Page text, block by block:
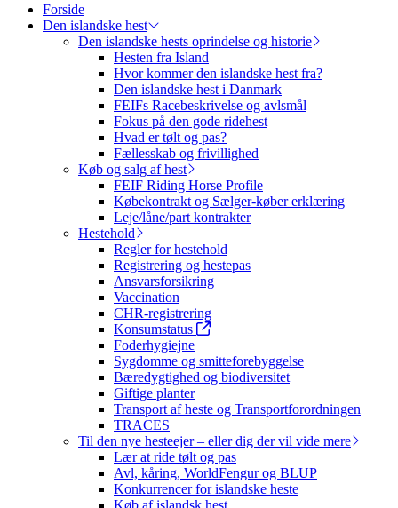
Forside
Den islandske hest
Den islandske hests oprindelse og historie
Hesten fra Island
Hvor kommer den islandske hest fra?
Den islandske hest i Danmark
FEIFs Racebeskrivelse og avlsmål
Fokus på den gode ridehest
Hvad er tølt og pas?
Fællesskab og frivillighed
Køb og salg af hest
FEIF Riding Horse Profile
Købekontrakt og Sælger-køber erklæring
Leje/låne/part kontrakter
Hestehold
Regler for hestehold
Registrering og hestepas
Ansvarsforsikring
Vaccination
CHR-registrering
Konsumstatus
Foderhygiejne
Sygdomme og smitteforebyggelse
Bæredygtighed og biodiversitet
Giftige planter
Transport af heste og Transportforordningen
TRACES
Til den nye hesteejer – eller dig der vil vide mere
Lær at ride tølt og pas
Avl, kåring, WorldFengur og BLUP
Konkurrencer for islandske heste
Køb af islandsk hest